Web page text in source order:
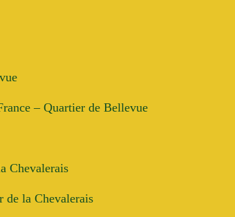
– Quartier de Bellevue
Chevalerais
de la Chevalerais